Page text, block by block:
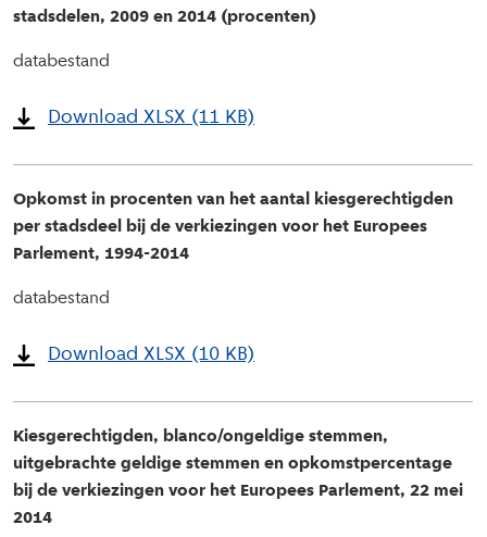
stadsdelen, 2009 en 2014 (procenten)
databestand
Download XLSX (11 KB)
Opkomst in procenten van het aantal kiesgerechtigden
per stadsdeel bij de verkiezingen voor het Europees
Parlement, 1994-2014
databestand
Download XLSX (10 KB)
Kiesgerechtigden, blanco/ongeldige stemmen,
uitgebrachte geldige stemmen en opkomstpercentage
bij de verkiezingen voor het Europees Parlement, 22 mei
2014